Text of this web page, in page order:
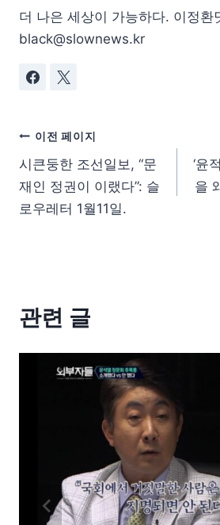
더 나은 세상이 가능하다. 이정환
black@slownews.kr
이전 페이지
시큰둥한 조선일보, “문
재인 정권이 이랬다”: 슬
로우레터 1월11일.
‘윤
을
관련 글